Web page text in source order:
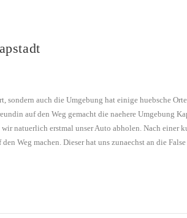
sondern auch die Umgebung hat einige huebsche
auf den Weg gemacht die naehere Umgebung
natuerlich erstmal unser Auto abholen. Nach einer
Weg machen. Dieser hat uns zunaechst an die